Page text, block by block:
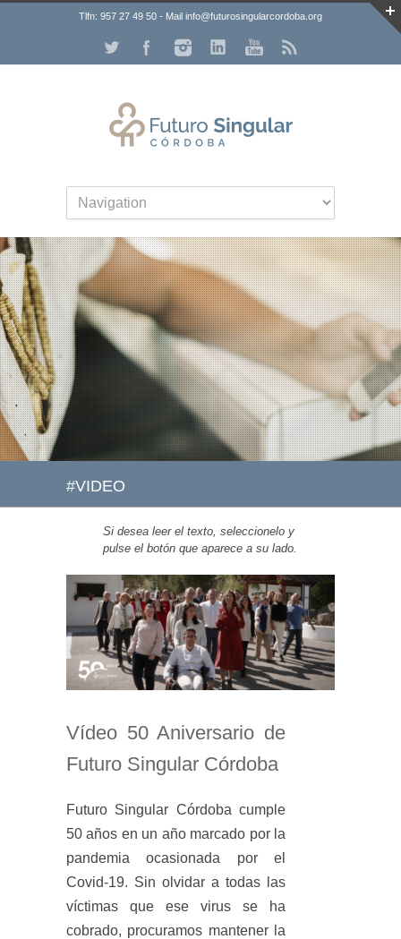
Tlfn: 957 27 49 50 - Mail info@futurosingularcordoba.org
#VIDEO
Si desea leer el texto, seleccionelo y
pulse el botón que aparece a su lado.
Vídeo 50 Aniversario de
Futuro Singular Córdoba
Futuro Singular Córdoba cumple
50 años en un año marcado por la
pandemia ocasionada por el
Covid-19. Sin olvidar a todas las
víctimas que ese virus se ha
cobrado, procuramos mantener la